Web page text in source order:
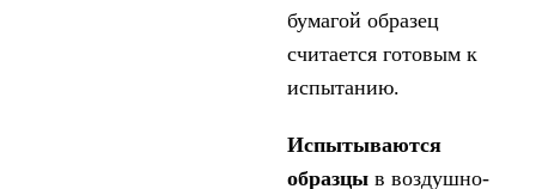
бумагой образец
считается готовым к
испытанию.
Испытываются
образцы в воздушно-